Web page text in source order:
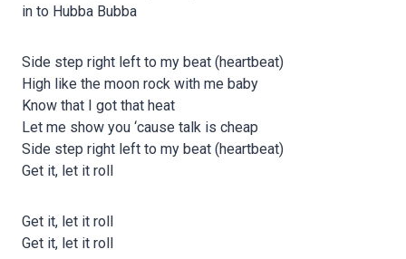
in to Hubba Bubba
Side step right left to my beat (heartbeat)
High like the moon rock with me baby
Know that I got that heat
Let me show you ‘cause talk is cheap
Side step right left to my beat (heartbeat)
Get it, let it roll
Get it, let it roll
Get it, let it roll